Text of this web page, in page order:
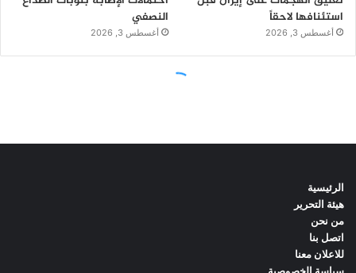
الرئيسية
هيئة التحرير
من نحن
اتصل بنا
للاعلان معنا
سياسة الخصوصية